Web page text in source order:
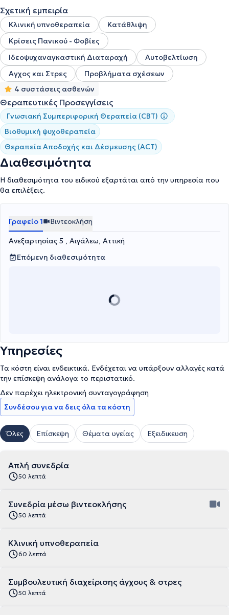
(Ι.Ε.Σ.Θ.) Έχει παρακολουθήσει πληθώρα επιμορφωτικών
σεμιναρίων στα πλαίσια της προσωπικής και επαγγελματικής της
εξέλιξης.
Σχετική εμπειρία
Κλινική υπνοθεραπεία
Κατάθλιψη
Κρίσεις Πανικού - Φοβίες
Ιδεοψυχαναγκαστική Διαταραχή
Αυτοβελτίωση
Αγχος και Στρες
Προβλήματα σχέσεων
4 συστάσεις ασθενών
Θεραπευτικές Προσεγγίσεις
Γνωσιακή Συμπεριφορική Θεραπεία (CBT)
Βιοθυμική ψυχοθεραπεία
Θεραπεία Αποδοχής και Δέσμευσης (ACT)
Διαθεσιμότητα
Η διαθεσιμότητα του ειδικού εξαρτάται από την υπηρεσία που
θα επιλέξεις.
Γραφείο 1 Βιντεοκλήση
Ανεξαρτησίας 5 , Αιγάλεω, Αττική
Επόμενη διαθεσιμότητα
Υπηρεσίες
Τα κόστη είναι ενδεικτικά. Ενδέχεται να υπάρξουν αλλαγές κατά
την επίσκεψη ανάλογα το περιστατικό.
Δεν παρέχει ηλεκτρονική συνταγογράφηση
Συνδέσου για να δεις όλα τα κόστη
Όλες Επίσκεψη Θέματα υγείας Εξειδικευση
Απλή συνεδρία
50 λεπτά
Συνεδρία μέσω βιντεοκλήσης
50 λεπτά
Κλινική υπνοθεραπεία
60 λεπτά
Συμβουλευτική διαχείρισης άγχους & στρες
50 λεπτά